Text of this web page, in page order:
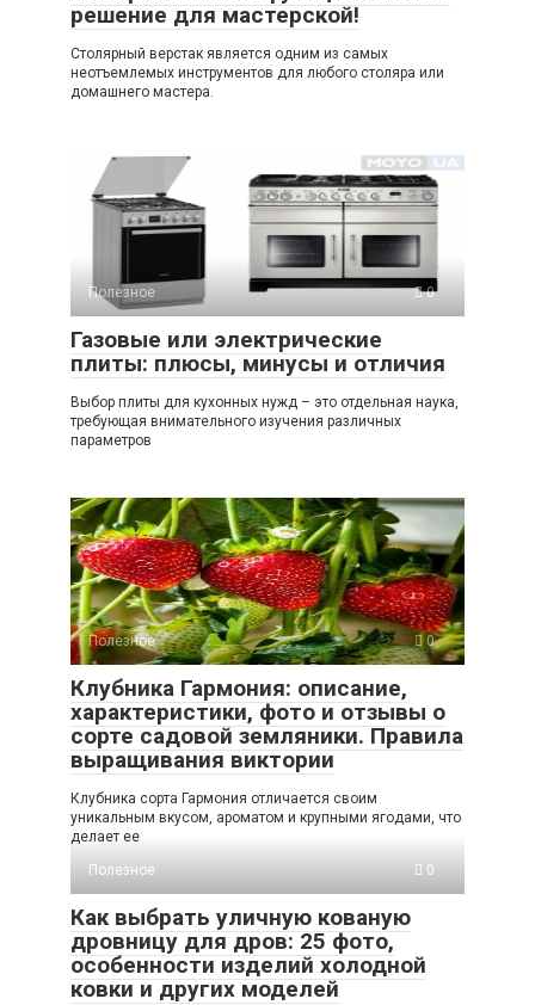
решение для мастерской!
Столярный верстак является одним из самых
неотъемлемых инструментов для любого столяра или
домашнего мастера.
Полезное 0
Газовые или электрические
плиты: плюсы, минусы и отличия
Выбор плиты для кухонных нужд – это отдельная наука,
требующая внимательного изучения различных
параметров
Полезное 0
Клубника Гармония: описание,
характеристики, фото и отзывы о
сорте садовой земляники. Правила
выращивания виктории
Клубника сорта Гармония отличается своим
уникальным вкусом, ароматом и крупными ягодами, что
делает ее
Полезное
0
Как выбрать уличную кованую
дровницу для дров: 25 фото,
особенности изделий холодной
ковки и других моделей